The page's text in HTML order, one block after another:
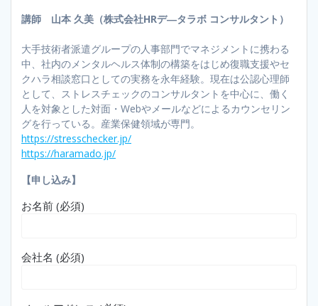
講師 山本 久美（株式会社HRデ―タラボ コンサルタント）
大手技術者派遣グループの人事部門でマネジメントに携わる
中、社内のメンタルヘルス体制の構築をはじめ復職支援やセ
クハラ相談窓口としての実務を永年経験。現在は公認心理師
として、ストレスチェックのコンサルタントを中心に、働く
人を対象とした対面・Webやメールなどによるカウンセリン
グを行っている。産業保健領域が専門。
https://stresschecker.jp/
https://haramado.jp/
【申し込み】
お名前 (必須)
会社名 (必須)